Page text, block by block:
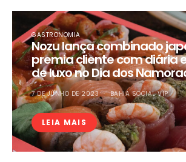
GASTRONOMIA
Nozu lança combinado
premia cliente com diária
de luxo no Dia dos
7 DE JUNHO DE 2023 BAHIA SOCIAL VIP
LEIA MAIS